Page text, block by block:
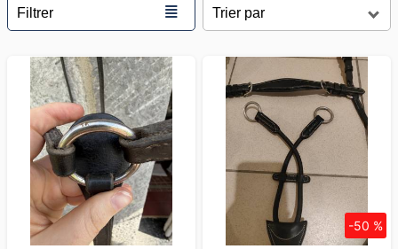
Filtrer ≣
-50 %